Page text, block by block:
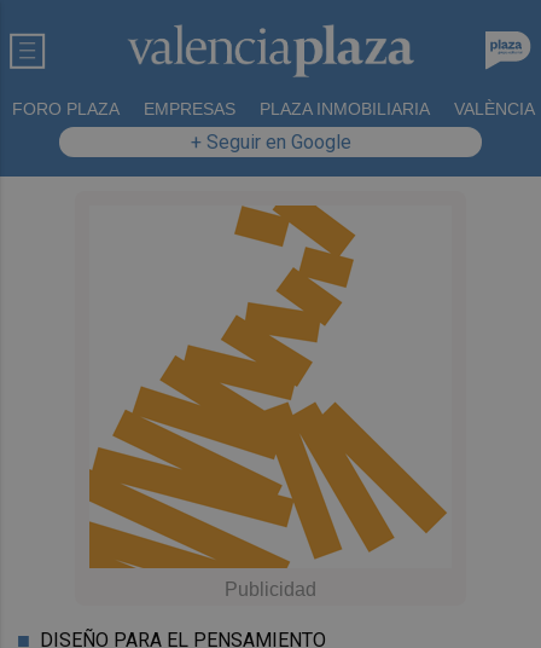
FORO PLAZA EMPRESAS PLAZA INMOBILIARIA VALÈNCIA
+ Seguir en Google
DISEÑO PARA EL PENSAMIENTO